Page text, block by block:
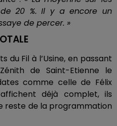
20 %. Il y a encore un
de percer. »
du Fil à l’Usine, en passant
de Saint-Etienne le
comme celle de Félix
déjà complet, ils
reste de la programmation